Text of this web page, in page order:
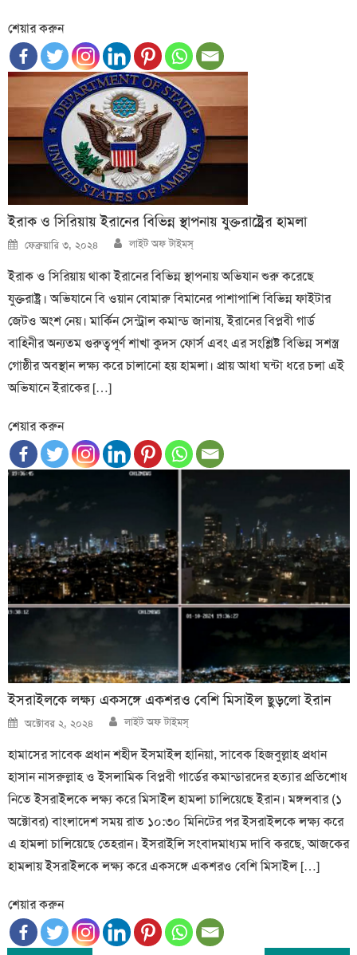
শেয়ার করুন
ইরাক ও সিরিয়ায় ইরানের বিভিন্ন স্থাপনায় যুক্তরাষ্ট্রের হামলা
Posted
on
ফেব্রুয়ারি ৩, ২০২৪ Author
লাইট অফ টাইমস্
ইরাক ও সিরিয়ায় থাকা ইরানের বিভিন্ন স্থাপনায় অভিযান শুরু করেছে
যুক্তরাষ্ট্র। অভিযানে বি ওয়ান বোমারু বিমানের পাশাপাশি বিভিন্ন ফাইটার
জেটও অংশ নেয়। মার্কিন সেন্ট্রাল কমান্ড জানায়, ইরানের বিপ্লবী গার্ড
বাহিনীর অন্যতম গুরুত্বপূর্ণ শাখা কুদস ফোর্স এবং এর সংশ্লিষ্ট বিভিন্ন সশস্ত্র
গোষ্ঠীর অবস্থান লক্ষ্য করে চালানো হয় হামলা। প্রায় আধা ঘন্টা ধরে চলা এই
অভিযানে ইরাকের […]
শেয়ার করুন
ইসরাইলকে লক্ষ্য একসঙ্গে একশরও বেশি মিসাইল ছুড়লো ইরান
Posted
on
অক্টোবর ২, ২০২৪ Author
লাইট অফ টাইমস্
হামাসের সাবেক প্রধান শহীদ ইসমাইল হানিয়া, সাবেক হিজবুল্লাহ প্রধান
হাসান নাসরুল্লাহ ও ইসলামিক বিপ্লবী গার্ডের কমান্ডারদের হত্যার প্রতিশোধ
নিতে ইসরাইলকে লক্ষ্য করে মিসাইল হামলা চালিয়েছে ইরান। মঙ্গলবার (১
অক্টোবর) বাংলাদেশ সময় রাত ১০:৩০ মিনিটের পর ইসরাইলকে লক্ষ্য করে
এ হামলা চালিয়েছে তেহরান। ইসরাইলি সংবাদমাধ্যম দাবি করছে, আজকের
হামলায় ইসরাইলকে লক্ষ্য করে একসঙ্গে একশরও বেশি মিসাইল […]
শেয়ার করুন